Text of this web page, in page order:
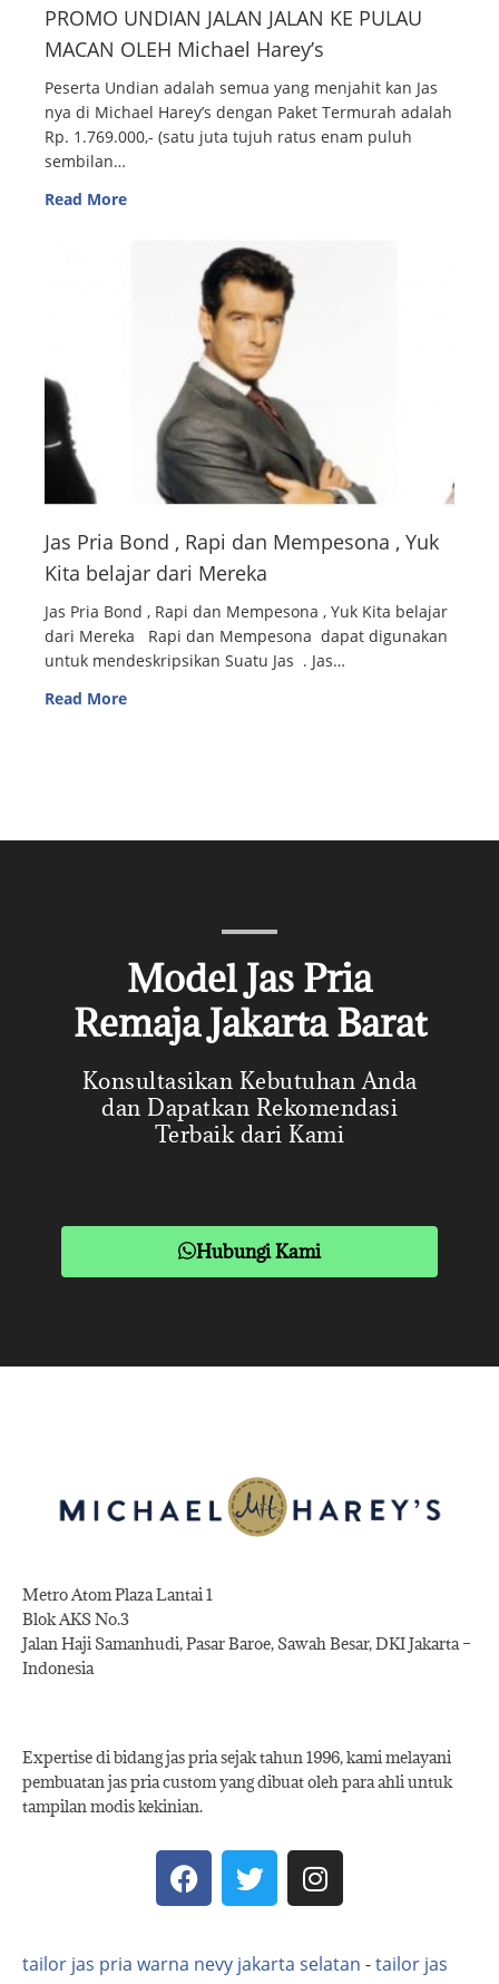
PROMO UNDIAN JALAN JALAN KE PULAU
MACAN OLEH Michael Harey’s
Peserta Undian adalah semua yang menjahit kan Jas
nya di Michael Harey’s dengan Paket Termurah adalah
Rp. 1.769.000,- (satu juta tujuh ratus enam puluh
sembilan…
Read More
Jas Pria Bond , Rapi dan Mempesona , Yuk
Kita belajar dari Mereka
Jas Pria Bond , Rapi dan Mempesona , Yuk Kita belajar
dari Mereka Rapi dan Mempesona dapat digunakan
untuk mendeskripsikan Suatu Jas . Jas…
Read More
Model Jas Pria
Remaja Jakarta Barat
Konsultasikan Kebutuhan Anda
dan Dapatkan Rekomendasi
Terbaik dari Kami
Hubungi Kami
Metro Atom Plaza Lantai 1
Blok AKS No.3
Jalan Haji Samanhudi, Pasar Baroe, Sawah Besar, DKI Jakarta –
Indonesia
Expertise di bidang jas pria sejak tahun 1996, kami melayani
pembuatan jas pria custom yang dibuat oleh para ahli untuk
tampilan modis kekinian.
tailor jas pria warna nevy jakarta selatan -tailor jas